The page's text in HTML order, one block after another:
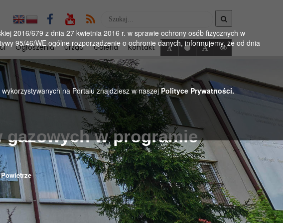
2016/679 z dnia 27 kwietnia 2016 r. w sprawie ochrony osób fizycznych w
95/46/WE ogólne rozporządzenie o ochronie danych, informujemy, że od dnia
na Portalu znajdziesz w naszejPolityce Prywatności.
Wyszukaj
serwise
Ogłoszenia Urząd Galeria Kontakt
gazowych w programie